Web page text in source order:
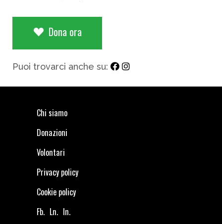
Dona ora
Puoi trovarci anche su:
Chi siamo
Donazioni
Volontari
Privacy policy
Cookie policy
Fb. Ln. In.